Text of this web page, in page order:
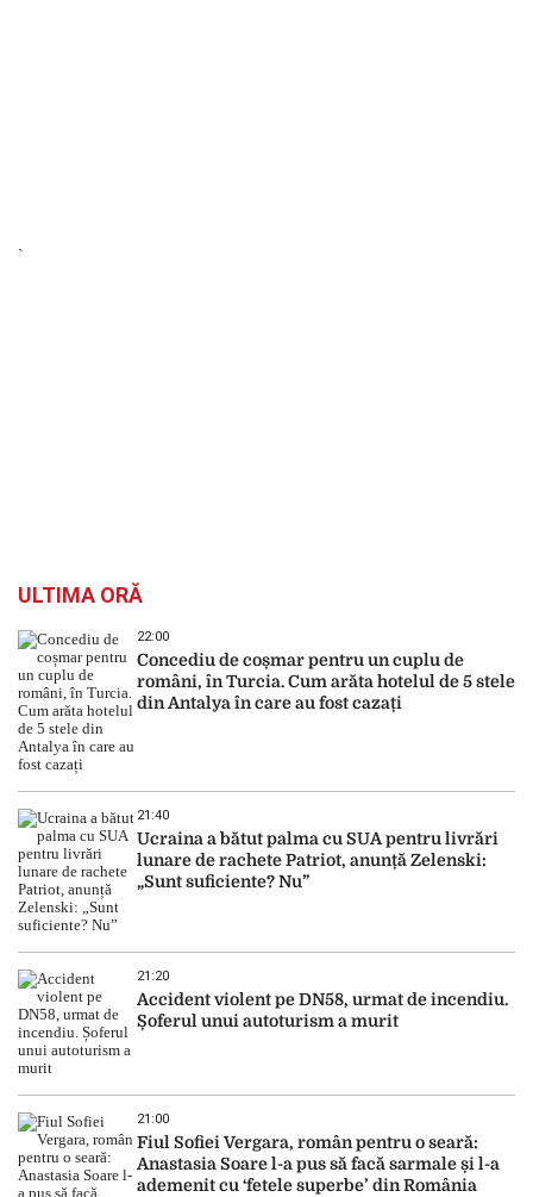
`
ULTIMA ORĂ
22:00
Concediu de coșmar pentru un cuplu de
români, în Turcia. Cum arăta hotelul de 5 stele
din Antalya în care au fost cazați
21:40
Ucraina a bătut palma cu SUA pentru livrări
lunare de rachete Patriot, anunță Zelenski:
„Sunt suficiente? Nu”
21:20
Accident violent pe DN58, urmat de incendiu.
Șoferul unui autoturism a murit
21:00
Fiul Sofiei Vergara, român pentru o seară:
Anastasia Soare l-a pus să facă sarmale și l-a
ademenit cu ‘fetele superbe’ din România